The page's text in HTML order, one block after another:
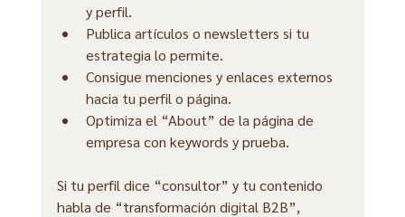
y perfil.
Publica artículos o newsletters si tu
estrategia lo permite.
Consigue menciones y enlaces externos
hacia tu perfil o página.
Optimiza el “About” de la página de
empresa con keywords y prueba.
Si tu perfil dice “consultor” y tu contenido
habla de “transformación digital B2B”,